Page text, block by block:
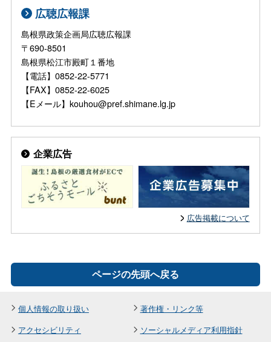
広聴広報課
島根県政策企画局広聴広報課
〒690-8501
島根県松江市殿町１番地
【電話】0852-22-5771
【FAX】0852-22-6025
【Eメール】kouhou@pref.shimane.lg.jp
企業広告
広告掲載について
ページの先頭へ戻る
個人情報の取り扱い
著作権・リンク等
アクセシビリティ
ソーシャルメディア利用指針